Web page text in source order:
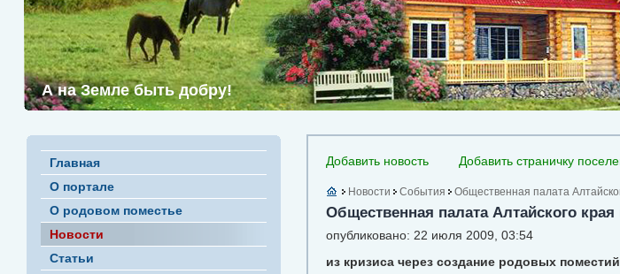
А на Земле быть добру!
Главная
О портале
О родовом поместье
Новости
Статьи
Добавить новость Добавить страничку
Новости События Общественная палата
Общественная палата Алтайского
опубликовано: 22 июля 2009, 03:54
из кризиса через создание родовых поместий